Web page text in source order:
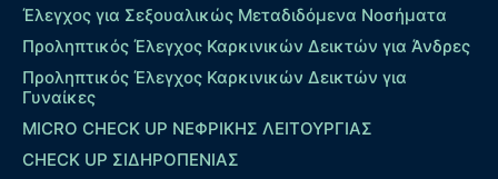
Έλεγχος για Σεξουαλικώς Μεταδιδόμενα Νοσήματα
Προληπτικός Έλεγχος Καρκινικών Δεικτών για Άνδρες
Προληπτικός Έλεγχος Καρκινικών Δεικτών για
Γυναίκες
MICRO CHECK UP ΝΕΦΡΙΚΗΣ ΛΕΙΤΟΥΡΓΙΑΣ
CHECK UP ΣΙΔΗΡΟΠΕΝΙΑΣ